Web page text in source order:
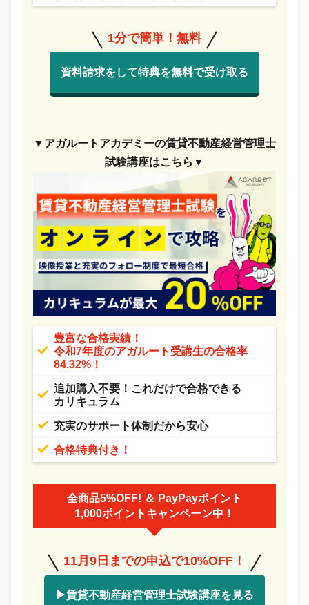
1分で簡単！無料
資料請求をして特典を無料で受け取る
▼アガルートアカデミーの賃貸不動産経営管理士
試験講座はこちら▼
豊富な合格実績！
令和7年度のアガルート受講生の合格率
84.32%！
追加購入不要！これだけで合格できる
カリキュラム
充実のサポート体制だから安心
合格特典付き！
全商品5%OFF! ＆ PayPayポイント
1,000ポイントキャンペーン中！
11月9日までの申込で10%OFF！
▶賃貸不動産経営管理士試験講座を見る